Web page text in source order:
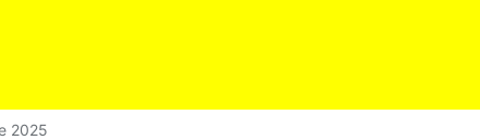
2025